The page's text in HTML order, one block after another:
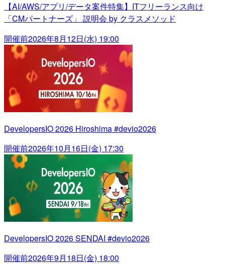
【AI/AWS/アプリ/データ案件特集】ITフリーランス向け
「CMパートナーズ」 説明会 by クラスメソッド
開催前2026年8月12日(水) 19:00
DevelopersIO 2026 Hiroshima #devio2026
開催前2026年10月16日(金) 17:30
DevelopersIO 2026 SENDAI #devio2026
開催前2026年9月18日(金) 18:00